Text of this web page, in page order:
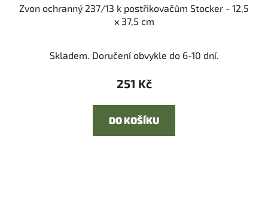
Zvon ochranný 237/13 k postřikovačům Stocker - 12,5
x 37,5 cm
Skladem. Doručení obvykle do 6-10 dní.
251 Kč
DO KOŠÍKU